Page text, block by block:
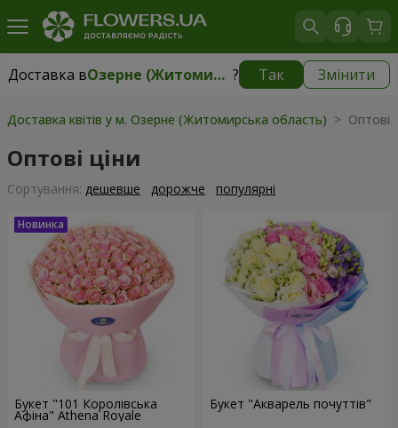
Доставка в Озерне (Житомирська область) ? Так Змінити
Доставка в безкоштовно
Доставка квітів у м. Озерне (Житомирська область) > Оптові
Оптові ціни
Сортування: дешевше дорожче популярні
Букет "101 Королівська
Афіна" Athena Royale
Букет "Акварель почуттів"